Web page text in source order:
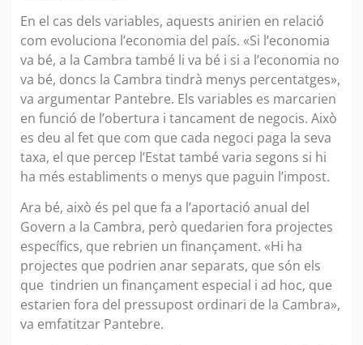
En el cas dels variables, aquests anirien en relació
com evoluciona l’economia del país. «Si l’economia
va bé, a la Cambra també li va bé i si a l’economia no
va bé, doncs la Cambra tindrà menys percentatges»,
va argumentar Pantebre. Els variables es marcarien
en funció de l’obertura i tancament de negocis. Això
es deu al fet que com que cada negoci paga la seva
taxa, el que percep l’Estat també varia segons si hi
ha més establiments o menys que paguin l’impost.
Ara bé, això és pel que fa a l’aportació anual del
Govern a la Cambra, però quedarien fora projectes
específics, que rebrien un finançament. «Hi ha
projectes que podrien anar separats, que són els
que tindrien un finançament especial i ad hoc, que
estarien fora del pressupost ordinari de la Cambra»,
va emfatitzar Pantebre.